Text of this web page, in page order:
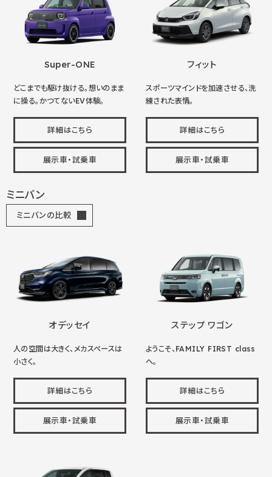
Super-ONE
どこまでも駆け抜ける。想いのまま
に操る。かつてないEV体験。
詳細はこちら
展示車・試乗車
フィット
スポーツマインドを加速させる、洗
練された表情。
詳細はこちら
展示車・試乗車
ミニバン
ミニバンの比較
オデッセイ
人の空間は大きく、メカスペースは
小さく。
詳細はこちら
展示車・試乗車
ステップ ワゴン
ようこそ、FAMILY FIRST class
へ。
詳細はこちら
展示車・試乗車